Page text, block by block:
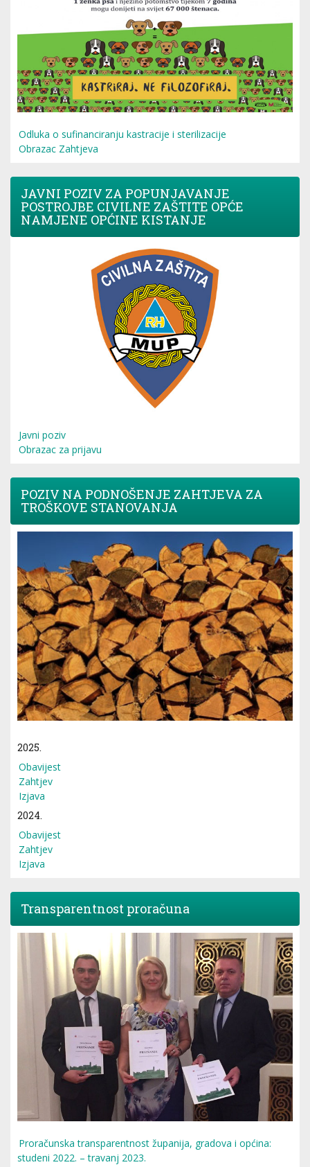
Odluka o sufinanciranju kastracije i sterilizacije
Obrazac Zahtjeva
JAVNI POZIV ZA POPUNJAVANJE
POSTROJBE CIVILNE ZAŠTITE OPĆE
NAMJENE OPĆINE KISTANJE
Javni poziv
Obrazac za prijavu
POZIV NA PODNOŠENJE ZAHTJEVA ZA
TROŠKOVE STANOVANJA
2025.
Obavijest
Zahtjev
Izjava
2024.
Obavijest
Zahtjev
Izjava
Transparentnost proračuna
Proračunska transparentnost županija, gradova i općina:
studeni 2022. – travanj 2023.